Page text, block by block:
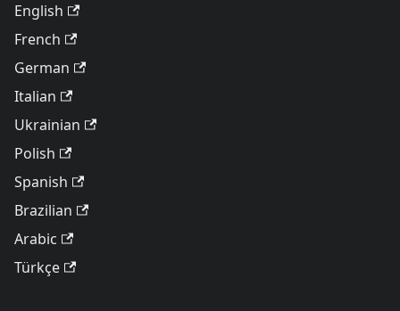
English
French
German
Italian
Ukrainian
Polish
Spanish
Brazilian
Arabic
Türkçe